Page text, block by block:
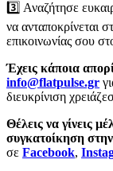
3️⃣ Αναζήτησε
να ανταποκρίνεται
επικοινωνίας σου
Έχεις κάποια
info@flatpulse.gr
διευκρίνιση
Θέλεις να γίνεις
συγκατοίκηση
σε Facebook,